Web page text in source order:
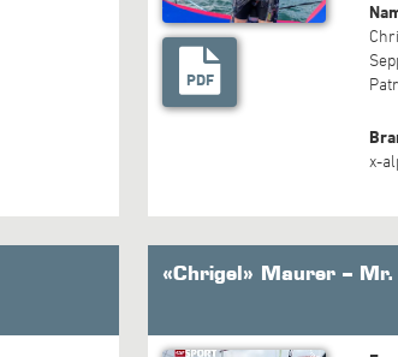
PDF
x-
«Chrigel» Maurer – Mr.